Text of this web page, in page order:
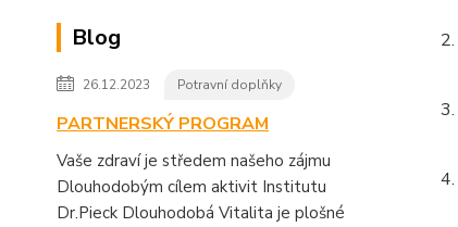
Blog
26.12.2023 Potravní doplňky
PARTNERSKÝ PROGRAM
Vaše zdraví je středem našeho zájmu
Dlouhodobým cílem aktivit Institutu
Dr.Pieck Dlouhodobá Vitalita je plošné